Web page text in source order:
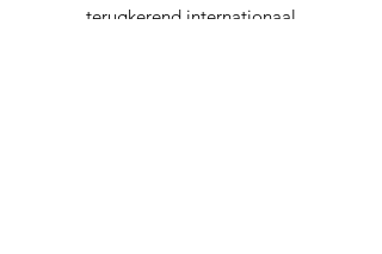
terugkerend internationaal